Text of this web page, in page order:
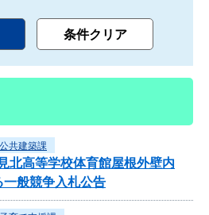
公共建築課
北高等学校体育館屋根外壁内
般競争入札公告